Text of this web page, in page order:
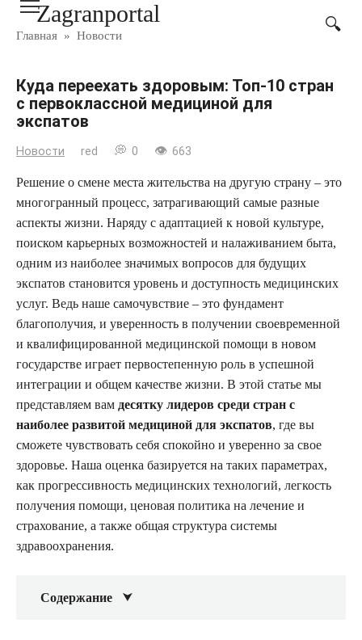
ПерейтиZagranportal
Главная » Новости
Куда переехать здоровым: Топ-10 стран
с первоклассной медициной для
экспатов
Новости red 0 663
Решение о смене места жительства на другую страну – это
многогранный процесс, затрагивающий самые разные
аспекты жизни. Наряду с адаптацией к новой культуре,
поиском карьерных возможностей и налаживанием быта,
одним из наиболее значимых вопросов для будущих
экспатов становится уровень и доступность медицинских
услуг. Ведь наше самочувствие – это фундамент
благополучия, и уверенность в получении своевременной
и квалифицированной медицинской помощи в новом
государстве играет первостепенную роль в успешной
интеграции и общем качестве жизни. В этой статье мы
представляем вам десятку лидеров среди стран с
наиболее развитой медициной для экспатов, где вы
сможете чувствовать себя спокойно и уверенно за свое
здоровье. Наша оценка базируется на таких параметрах,
как прогрессивность медицинских технологий, легкость
получения помощи, ценовая политика на лечение и
страхование, а также общая структура системы
здравоохранения.
Содержание